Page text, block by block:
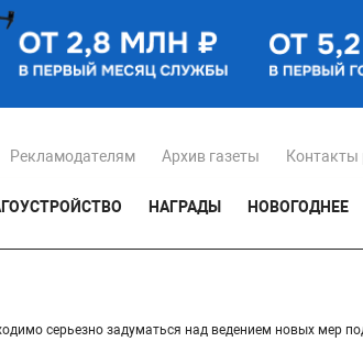
Рекламодателям Архив газеты Контакты
НАГРАДЫ НОВОГОДНЕЕ
серьезно задуматься над ведением новых мер